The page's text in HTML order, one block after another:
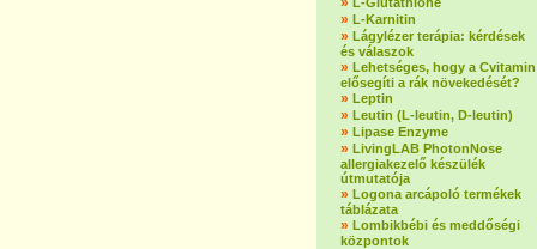
» L-Karnitin
» Lágylézer terápia: kérdések
és válaszok
» Lehetséges, hogy a Cvitamin
elősegíti a rák növekedését?
» Leptin
» Leutin (L-leutin, D-leutin)
» Lipase Enzyme
» LivingLAB PhotonNose
allergiakezelő készülék
útmutatója
» Logona arcápoló termékek
táblázata
» Lombikbébi és meddőségi
központok